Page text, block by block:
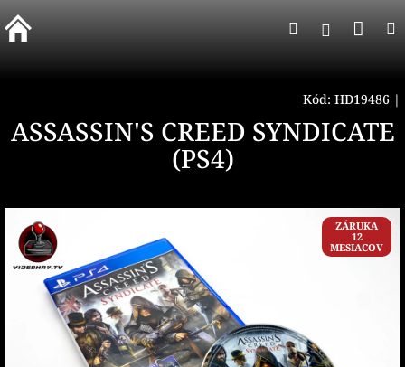
na
obsah
Hľadať
Kód: HD19486 |
ASSASSIN'S CREED SYNDICATE
(PS4)
ZÁRUKA
12
MESIACOV